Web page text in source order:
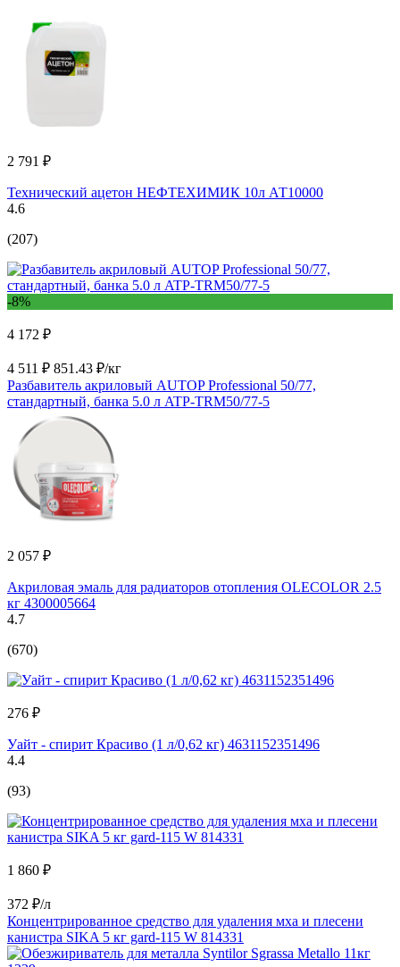
2 791 ₽
Технический ацетон НЕФТЕХИМИК 10л АТ10000
4.6
(207)
-8%
4 172 ₽
4 511 ₽ 851.43 ₽/кг
Разбавитель акриловый AUTOP Professional 50/77,
стандартный, банка 5.0 л ATP-TRM50/77-5
2 057 ₽
Акриловая эмаль для радиаторов отопления OLECOLOR 2.5
кг 4300005664
4.7
(670)
276 ₽
Уайт - спирит Красиво (1 л/0,62 кг) 4631152351496
4.4
(93)
1 860 ₽
372 ₽/л
Концентрированное средство для удаления мха и плесени
канистра SIKA 5 кг gard-115 W 814331